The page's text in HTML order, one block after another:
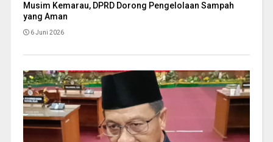
Musim Kemarau, DPRD Dorong Pengelolaan Sampah
yang Aman
6 Juni 2026